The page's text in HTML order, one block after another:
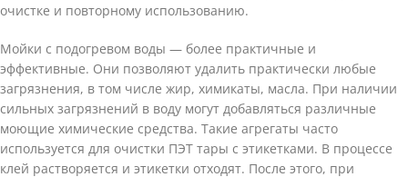
очистке и повторному использованию.
Мойки с подогревом воды — более практичные и
эффективные. Они позволяют удалить практически любые
загрязнения, в том числе жир, химикаты, масла. При наличии
сильных загрязнений в воду могут добавляться различные
моющие химические средства. Такие агрегаты часто
используется для очистки ПЭТ тары с этикетками. В процессе
клей растворяется и этикетки отходят. После этого, при